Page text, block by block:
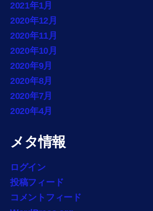
2021年1月
2020年12月
2020年11月
2020年10月
2020年9月
2020年8月
2020年7月
2020年4月
メタ情報
ログイン
投稿フィード
コメントフィード